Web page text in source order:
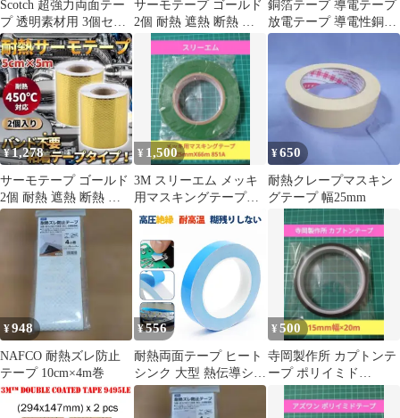
Scotch 超強力両面テー
プ 透明素材用 3個セッ
ト
サーモテープ ゴールド
2個 耐熱 遮熱 断熱 熱
害 アルミ プロテクショ
ン A
銅箔テープ 導電テープ
放電テープ 導電性銅箔
粘★熱さ・寒さ・腐
¥1,278
サーモテープ ゴールド
2個 耐熱 遮熱 断熱 熱
害 アルミ プロテクショ
¥ 1,500
3M スリーエム メッキ
用マスキングテープ
25mmX66m 851A
¥650
耐熱クレープマスキン
グテープ 幅25mm
¥948
NAFCO 耐熱ズレ防止
テープ 10cm×4m巻
¥556
耐熱両面テープ ヒート
シンク 大型 熱伝導シー
ト 高導熱 ガラス繊維
両面テープ 絶縁 耐熱
¥500
寺岡製作所 カプトンテ
ープ ポリイミド
650S#25 15mm幅×20m